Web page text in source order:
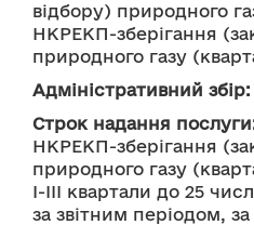
відбору) природного
НКРЕКП-зберігання
Адміністративний збір:
Строк надання
НКРЕКП-зберігання
природного газу
І-ІІІ квартали до 25
за звітним періодом,